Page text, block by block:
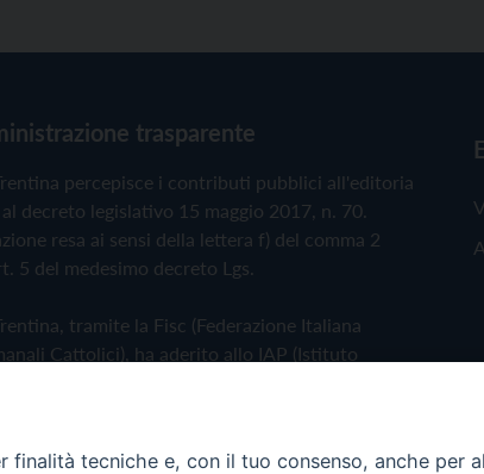
trasparente
percepisce i contributi pubblici all'editoria
decreto legislativo 15 maggio 2017, n. 70.
resa ai sensi della lettera f) del comma 2
5 del medesimo decreto Lgs.
tramite la Fisc (Federazione Italiana
Cattolici), ha aderito allo IAP (Istituto
Policy Cookie Policy
finalità tecniche e, con il tuo consenso, anche per